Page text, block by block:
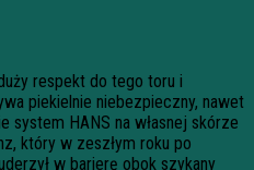
respekt do tego toru i
piekielnie niebezpieczny, nawet
system HANS na własnej skórze
który w zeszłym roku po
w barierę obok szykany